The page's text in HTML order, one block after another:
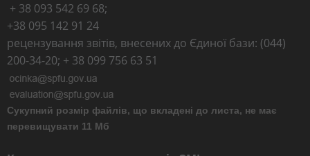
+ 38 093 542 69 68;
+38 095 142 91 24
рецензування звітів, внесених до Єдиної бази: (044)
200-34-20; + 38 099 756 63 51
Сукупний розмір файлів, що вкладені до листа, не має
перевищувати 11 Мб